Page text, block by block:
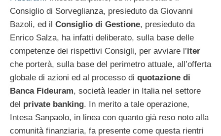
Consiglio di Sorveglianza, presieduto da Giovanni
Bazoli, ed il Consiglio di Gestione, presieduto da
Enrico Salza, ha infatti deliberato, sulla base delle
competenze dei rispettivi Consigli, per avviare l’iter
che porterà, sulla base del perimetro attuale, all’offerta
globale di azioni ed al processo di quotazione di
Banca Fideuram, società leader in Italia nel settore
del private banking. In merito a tale operazione,
Intesa Sanpaolo, in linea con quanto già reso noto alla
comunità finanziaria, fa presente come questa rientri